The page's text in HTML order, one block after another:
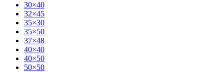
30×40
32×45
35×30
35×50
37×48
40×40
40×50
50×50